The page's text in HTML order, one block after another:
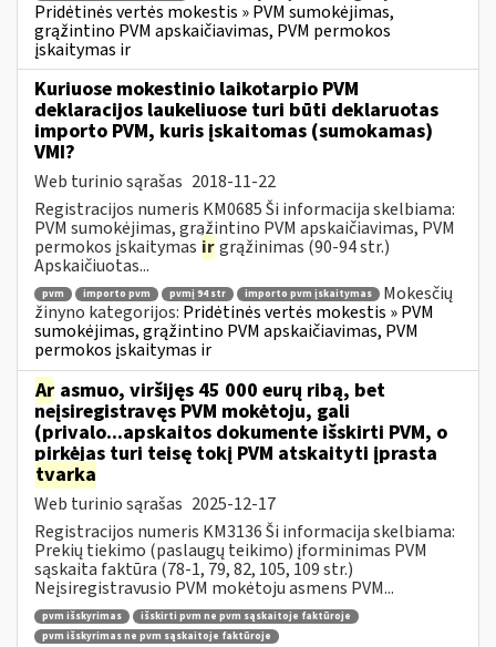
Pridėtinės vertės mokestis » PVM sumokėjimas,
grąžintino PVM apskaičiavimas, PVM permokos
įskaitymas ir
Kuriuose mokestinio laikotarpio PVM
deklaracijos laukeliuose turi būti deklaruotas
importo PVM, kuris įskaitomas (sumokamas)
VMI?
Web turinio sąrašas 2018-11-22
Registracijos numeris KM0685 Ši informacija skelbiama:
PVM sumokėjimas, grąžintino PVM apskaičiavimas, PVM
permokos įskaitymas irgrąžinimas (90-94 str.)
Apskaičiuotas...
pvm importo pvm pvmį 94 str importo pvm įskaitymas
Mokesčių
žinyno kategorijos: Pridėtinės vertės mokestis » PVM
sumokėjimas, grąžintino PVM apskaičiavimas, PVM
permokos įskaitymas ir
Ar asmuo, viršijęs 45 000 eurų ribą, bet
neįsiregistravęs PVM mokėtoju, gali
(privalo...apskaitos dokumente išskirti PVM, o
pirkėjas turi teisę tokį PVM atskaityti įprasta
tvarka
Web turinio sąrašas 2025-12-17
Registracijos numeris KM3136 Ši informacija skelbiama:
Prekių tiekimo (paslaugų teikimo) įforminimas PVM
sąskaita faktūra (78-1, 79, 82, 105, 109 str.)
Neįsiregistravusio PVM mokėtoju asmens PVM...
pvm išskyrimas
išskirti pvm ne pvm sąskaitoje faktūroje
pvm išskyrimas ne pvm sąskaitoje faktūroje